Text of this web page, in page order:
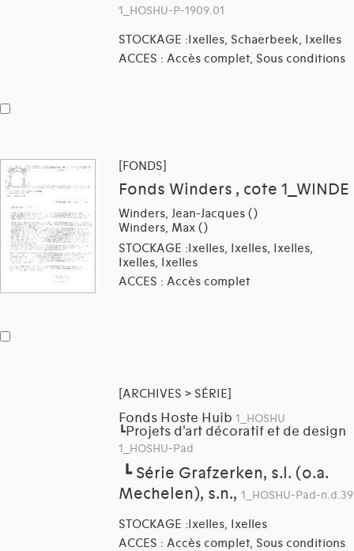
1_HOSHU-P-1909.01
STOCKAGE :Ixelles, Schaerbeek, Ixelles
ACCES : Accès complet, Sous conditions
[FONDS]
Fonds Winders , cote 1_WINDE
Winders, Jean-Jacques ()
Winders, Max ()
STOCKAGE :Ixelles, Ixelles, Ixelles,
Ixelles, Ixelles
ACCES : Accès complet
[ARCHIVES > SÉRIE]
Fonds Hoste Huib 1_HOSHU
┗Projets d'art décoratif et de design
1_HOSHU-Pad
┗ Série Grafzerken, s.l. (o.a.
Mechelen), s.n., 1_HOSHU-Pad-n.d.39
STOCKAGE :Ixelles, Ixelles
ACCES : Accès complet, Sous conditions